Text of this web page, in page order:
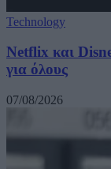
Technology
Netflix και
για όλους
07/08/2026